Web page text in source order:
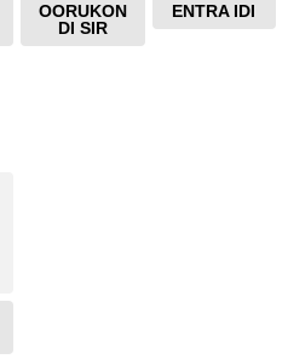
OORUKON
DI SIR
ENTRA IDI